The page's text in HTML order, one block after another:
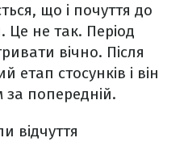
що і почуття до
не так. Період
вічно. Після
етап стосунків і він
за попередній.
відчуття